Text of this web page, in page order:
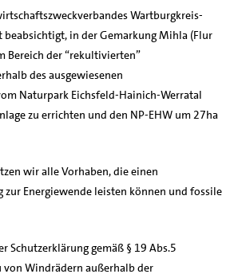
Wartburgkreis-
beabsichtigt, in der Gemarkung Mihla (Flur
Bereich der “rekultivierten”
des ausgewiesenen
Naturpark Eichsfeld-Hainich-Werratal
zu errichten und den NP-EHW um 27ha
wir alle Vorhaben, die einen
zur Energiewende leisten können und fossile
Schutzerklärung gemäß § 19 Abs.5
von Windrädern außerhalb der